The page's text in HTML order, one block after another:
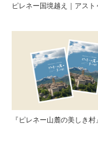
ピレネー国境越え｜アスト
『ピレネー山麓の美しき村